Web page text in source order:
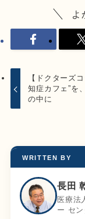
よ
【ドクターズ
知症カフェ”を
の中に
WRITTEN BY
長田
医療法
ー セ